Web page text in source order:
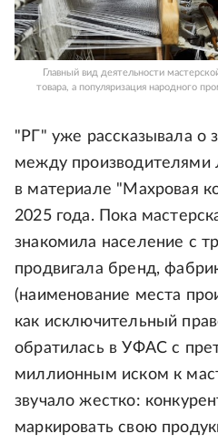
Главный вид деятельности
товара, а популяризация народного
"РГ" уже рассказывала о
между производителями
в материале "Махровая
2025 года. Пока
знакомила население с
продвигала бренд,
(наименование места
как исключительный
обратилась в УФАС с
миллионным иском к
звучало жестко:
маркировать свою